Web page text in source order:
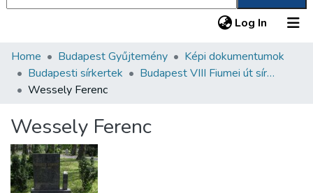
Log In (current)
Communities & Collections
All of DSpace
About us
Home Budapest Gyűjtemény
Képi dokumentumok
Budapesti sírkertek
Budapest VIII Fiumei út sírkert 2. rész
Wessely Ferenc
Wessely Ferenc